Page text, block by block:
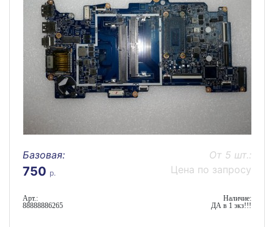
Базовая:
750 р.
От 5 шт.:
Цена по запросу
Арт.:
88888886265
Наличие:
ДА в 1 экз!!!